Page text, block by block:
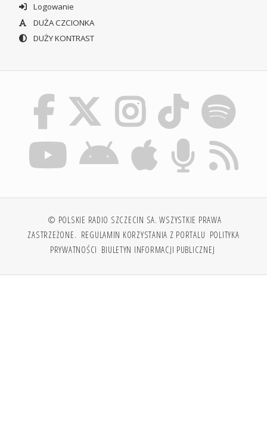
Logowanie
DUŻA CZCIONKA
DUŻY KONTRAST
© POLSKIE RADIO SZCZECIN SA. WSZYSTKIE PRAWA
ZASTRZEŻONE. REGULAMIN KORZYSTANIA Z PORTALU POLITYKA
PRYWATNOŚCI BIULETYN INFORMACJI PUBLICZNEJ